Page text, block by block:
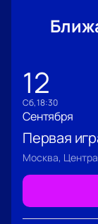
12
сб, 18:30
Сентября
Первая